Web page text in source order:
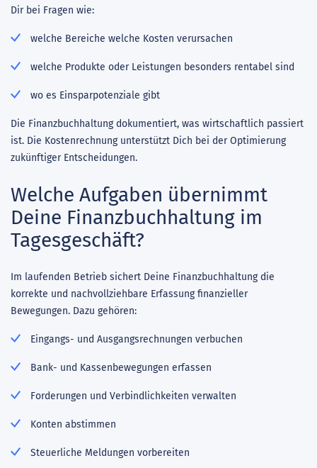
Dir bei Fragen wie:
welche Bereiche welche Kosten verursachen
welche Produkte oder Leistungen besonders rentabel sind
wo es Einsparpotenziale gibt
Die Finanzbuchhaltung dokumentiert, was wirtschaftlich passiert
ist. Die Kostenrechnung unterstützt Dich bei der Optimierung
zukünftiger Entscheidungen.
Welche Aufgaben übernimmt
Deine Finanzbuchhaltung im
Tagesgeschäft?
Im laufenden Betrieb sichert Deine Finanzbuchhaltung die
korrekte und nachvollziehbare Erfassung finanzieller
Bewegungen. Dazu gehören:
Eingangs- und Ausgangsrechnungen verbuchen
Bank- und Kassenbewegungen erfassen
Forderungen und Verbindlichkeiten verwalten
Konten abstimmen
Steuerliche Meldungen vorbereiten